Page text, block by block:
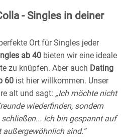
- Singles in deiner
Ort für Singles jeder
ab 40 bieten wir eine ideale
zu knüpfen. Aber auch Dating
60 ist hier willkommen. Unser
alt und sagt: „Ich möchte nicht
wiederfinden, sondern
Ich bin gespannt auf
außergewöhnlich sind.“